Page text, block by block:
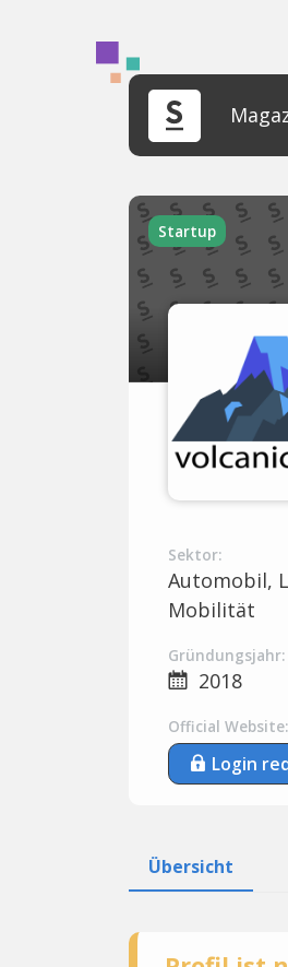
Startup
Sektor:
Automobil,
Mobilität
Gründungsjahr:
2018
Official Website:
Login
Übersicht